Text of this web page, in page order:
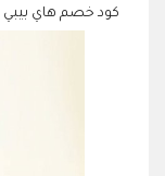
كود خصم هاي بيبي